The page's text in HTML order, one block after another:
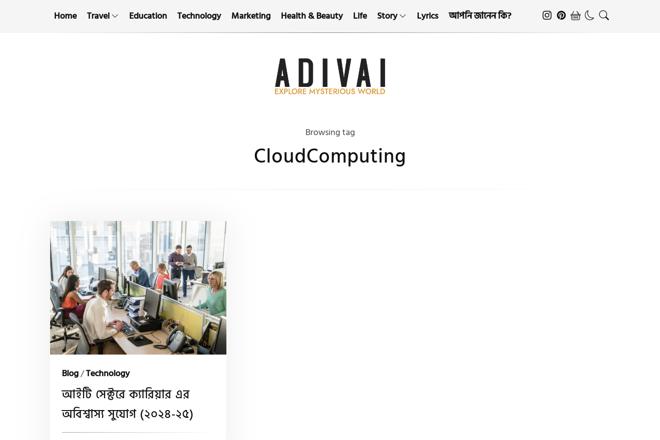
Home Travel Education Technology Marketing Health & Beauty Life Story Lyrics আপনি জানেন কি?
Browsing tag
CloudComputing
Blog/Technology
আইটি সেক্টরে ক্যারিয়ার এর
অবিশ্বাস্য সুযোগ (২০২৪-২৫)